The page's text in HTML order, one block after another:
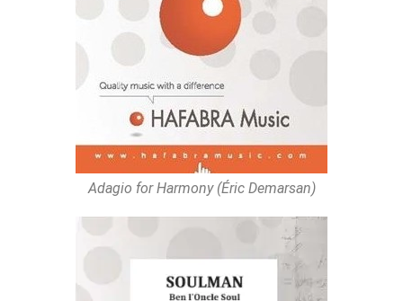
Adagio for Harmony (Éric Demarsan)